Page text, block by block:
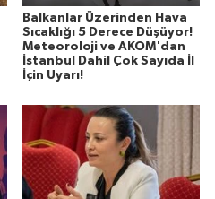
Balkanlar Üzerinden Hava
Sıcaklığı 5 Derece Düşüyor!
Meteoroloji ve AKOM'dan
İstanbul Dahil Çok Sayıda İl
İçin Uyarı!